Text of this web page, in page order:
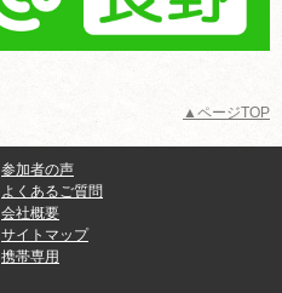
▲ページTOP
参加者の声
よくあるご質問
会社概要
サイトマップ
携帯専用